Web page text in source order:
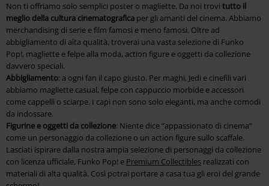
Non ti offriamo solo semplici poster o magliette. Da noi trovi tutto il
meglio della cultura cinematografica per gli amanti del cinema. Abbiamo
merchandising di serie e film famosi e meno famosi. Oltre ad
abbigliamento di alta qualità, troverai una vasta selezione di Funko
Pop!, magliette e felpe alla moda, action figure e oggetti da collezione
davvero speciali.
Abbigliamento: a ogni fan il capo giusto. Per maghi, Jedi e cinefili vari
abbiamo magliette casual, felpe con cappuccio morbide e accessori
come cappelli o sciarpe. I capi non sono solo eleganti, ma anche comodi
da indossare.
Figurine e oggetti da collezione: Niente dice “appassionato di cinema”
come un personaggio da collezione o un action figure sullo scaffale.
Lasciati ispirare dalla nostra ampia selezione di personaggi da collezione
con licenza ufficiale, Funko Pop! e Premium Collectibles realizzati con
materiali di alta qualità. Così potrai portare a casa tua gli eroi del grande